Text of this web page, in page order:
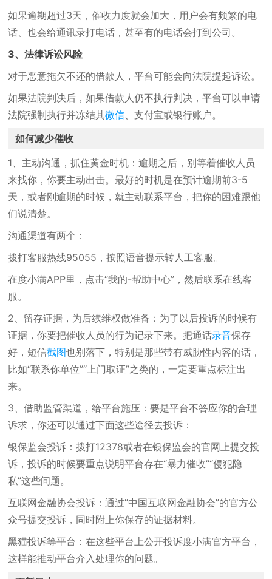
如果逾期超过3天，催收力度就会加大，用户会有频繁的电
话、也会给通讯录打电话，甚至有的电话会打到公司。
3、法律诉讼风险
对于恶意拖欠不还的借款人，平台可能会向法院提起诉讼。
如果法院判决后，如果借款人仍不执行判决，平台可以申请
法院强制执行并冻结其微信、支付宝或银行账户。
如何减少催收
1、主动沟通，抓住黄金时机：逾期之后，别等着催收人员
来找你，你要主动出击。最好的时机是在预计逾期前3-5
天，或者刚逾期的时候，就主动联系平台，把你的困难跟他
们说清楚。
沟通渠道有两个：
拨打客服热线95055，按照语音提示转人工客服。
在度小满APP里，点击“我的-帮助中心”，然后联系在线客
服。
2、留存证据，为后续维权做准备：为了以后投诉的时候有
证据，你要把催收人员的行为记录下来。把通话录音保存
好，短信截图也别落下，特别是那些带有威胁性内容的话，
比如“联系你单位”“上门取证”之类的，一定要重点标注出
来。
3、借助监管渠道，给平台施压：要是平台不答应你的合理
诉求，你还可以通过下面这些途径去投诉：
银保监会投诉：拨打12378或者在银保监会的官网上提交投
诉，投诉的时候要重点说明平台存在“暴力催收”“侵犯隐
私”这些问题。
互联网金融协会投诉：通过“中国互联网金融协会”的官方公
众号提交投诉，同时附上你保存的证据材料。
黑猫投诉等平台：在这些平台上公开投诉度小满官方平台，
这样能推动平台介入处理你的问题。